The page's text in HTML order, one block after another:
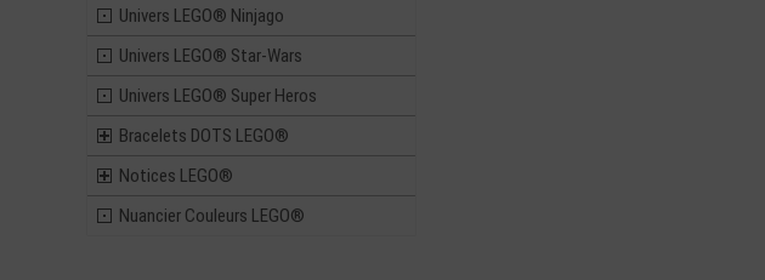
Univers LEGO® Ninjago
Univers LEGO® Star-Wars
Univers LEGO® Super Heros
Bracelets DOTS LEGO®
Notices LEGO®
Nuancier Couleurs LEGO®